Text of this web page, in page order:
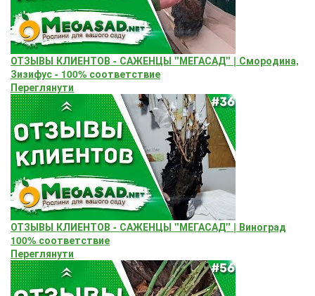
ОТЗЫВЫ КЛИЕНТОВ - САЖЕНЦЫ "МЕГАСАД" | Смородина,
Зизифус - 100% соответствие
Переглянути
ОТЗЫВЫ КЛИЕНТОВ - САЖЕНЦЫ "МЕГАСАД" | Виноград
100% соответствие
Переглянути